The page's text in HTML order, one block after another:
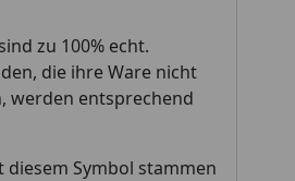
zu 100% echt.
die ihre Ware nicht
werden entsprechend
Symbol stammen